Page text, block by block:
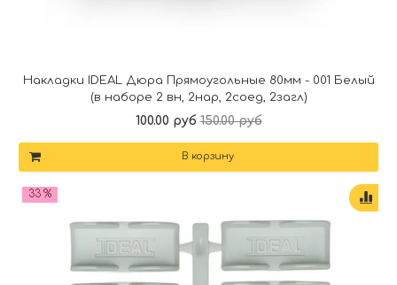
Накладки IDEAL Дюра Прямоугольные 80мм - 001 Белый
(в наборе 2 вн, 2нар, 2соед, 2загл)
100.00 руб 150.00 руб
В корзину
33 %